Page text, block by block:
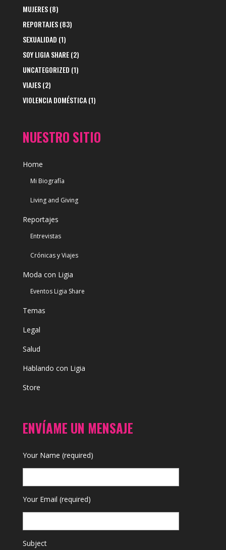
MUJERES(8)
REPORTAJES(83)
SEXUALIDAD (1)
SOY LIGIA SHARE(2)
UNCATEGORIZED (1)
VIAJES(2)
VIOLENCIA DOMÉSTICA(1)
NUESTRO SITIO
Home
Mi Biografía
Living and Giving
Reportajes
Entrevistas
Crónicas y Viajes
Moda con Ligia
Eventos Ligia Share
Temas
Legal
Salud
Hablando con Ligia
Store
ENVÍAME UN MENSAJE
Your Name (required)
Your Email (required)
Subject